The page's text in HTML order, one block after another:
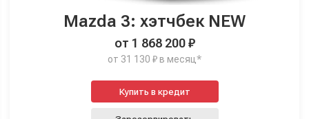
Mazda 3: хэтчбек NEW
от 1 868 200 ₽
от 31 130 ₽ в месяц*
Купить в кредит